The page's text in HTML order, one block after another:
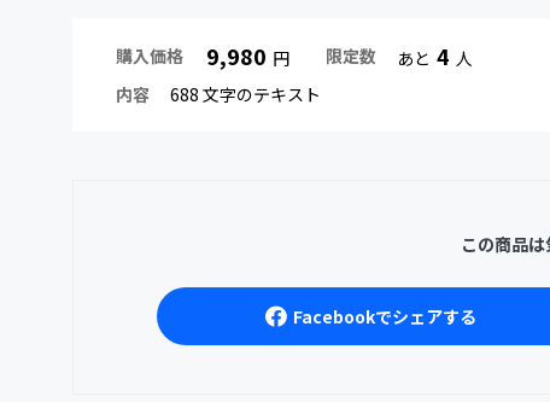
購入価格 9,980 円 限定数 あと 4 人
内容
688 文字のテキスト
この商品
Facebookでシェアする